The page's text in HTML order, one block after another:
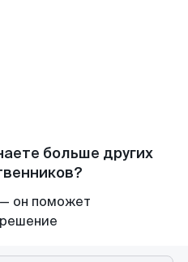
больше других
он поможет